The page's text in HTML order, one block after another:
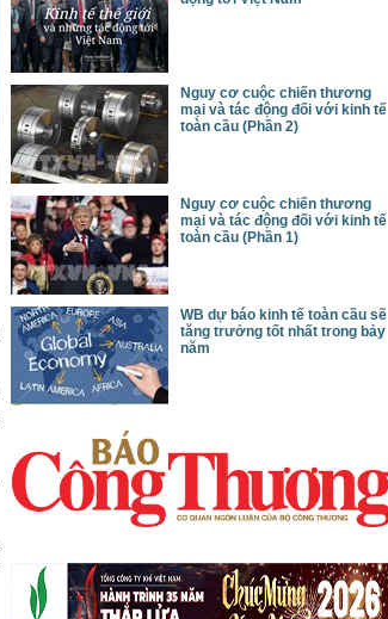
Nguy cơ cuộc chiến thương
mại và tác động đối với kinh tế
toàn cầu (Phần 2)
Nguy cơ cuộc chiến thương
mại và tác động đối với kinh tế
toàn cầu (Phần 1)
WB dự báo kinh tế toàn cầu sẽ
tăng trưởng tốt nhất trong bảy
năm